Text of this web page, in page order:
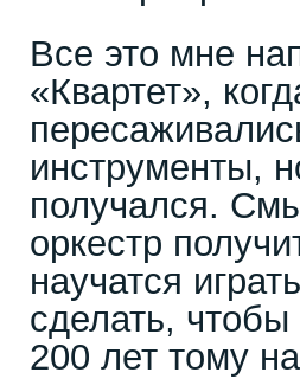
Все это мне
«Квартет»,
инструменты,
получался.
оркестр
научатся
сделать,
200 лет тому